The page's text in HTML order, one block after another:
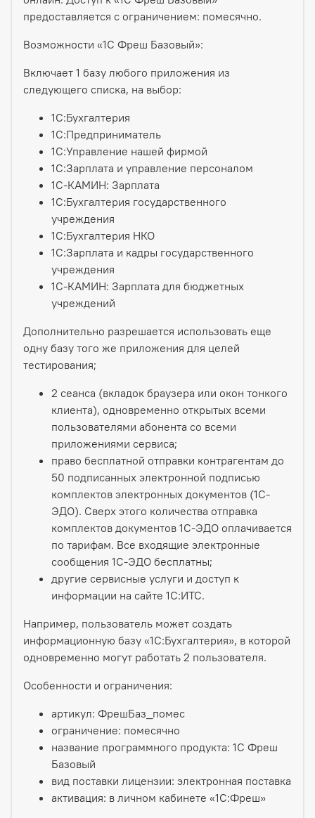
предоставляется с ограничением: помесячно.
Возможности «1С Фреш Базовый»:
Включает 1 базу любого приложения из
следующего списка, на выбор:
1C:Бухгалтерия
1С:Пред­приниматель
1С:Управление нашей фирмой
1С:Зарплата и управление персоналом
1С-КАМИН: Зарплата
1С:Бухгалтерия государственного
учреждения
1C:Бухгалтерия НКО
1С:Зарплата и кадры государственного
учреждения
1С-КАМИН: Зарплата для бюджетных
учреждений
Дополнительно разрешается использовать еще
одну базу того же приложения для целей
тестирования;
2 сеанса (вкладок браузера или окон тонкого
клиента), одновременно открытых всеми
пользователями абонента со всеми
приложениями сервиса;
право бесплатной отправки контрагентам до
50 подписанных электронной подписью
комплектов электронных документов (1С-
ЭДО). Сверх этого количества отправка
комплектов документов 1С-ЭДО оплачивается
по тарифам. Все входящие электронные
сообщения 1С-ЭДО бесплатны;
другие сервисные услуги и доступ к
информации на сайте 1С:ИТС.
Например, пользователь может создать
информационную базу «1С:Бухгалтерия», в которой
одновременно могут работать 2 пользователя.
Особенности и ограничения:
артикул: ФрешБаз_помес
ограничение: помесячно
название программного продукта: 1С Фреш
Базовый
вид поставки лицензии: электронная поставка
активация: в личном кабинете «1С:Фреш»